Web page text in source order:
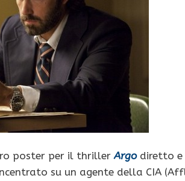
poster per il thrillerArgodiretto e
su un agente della CIA